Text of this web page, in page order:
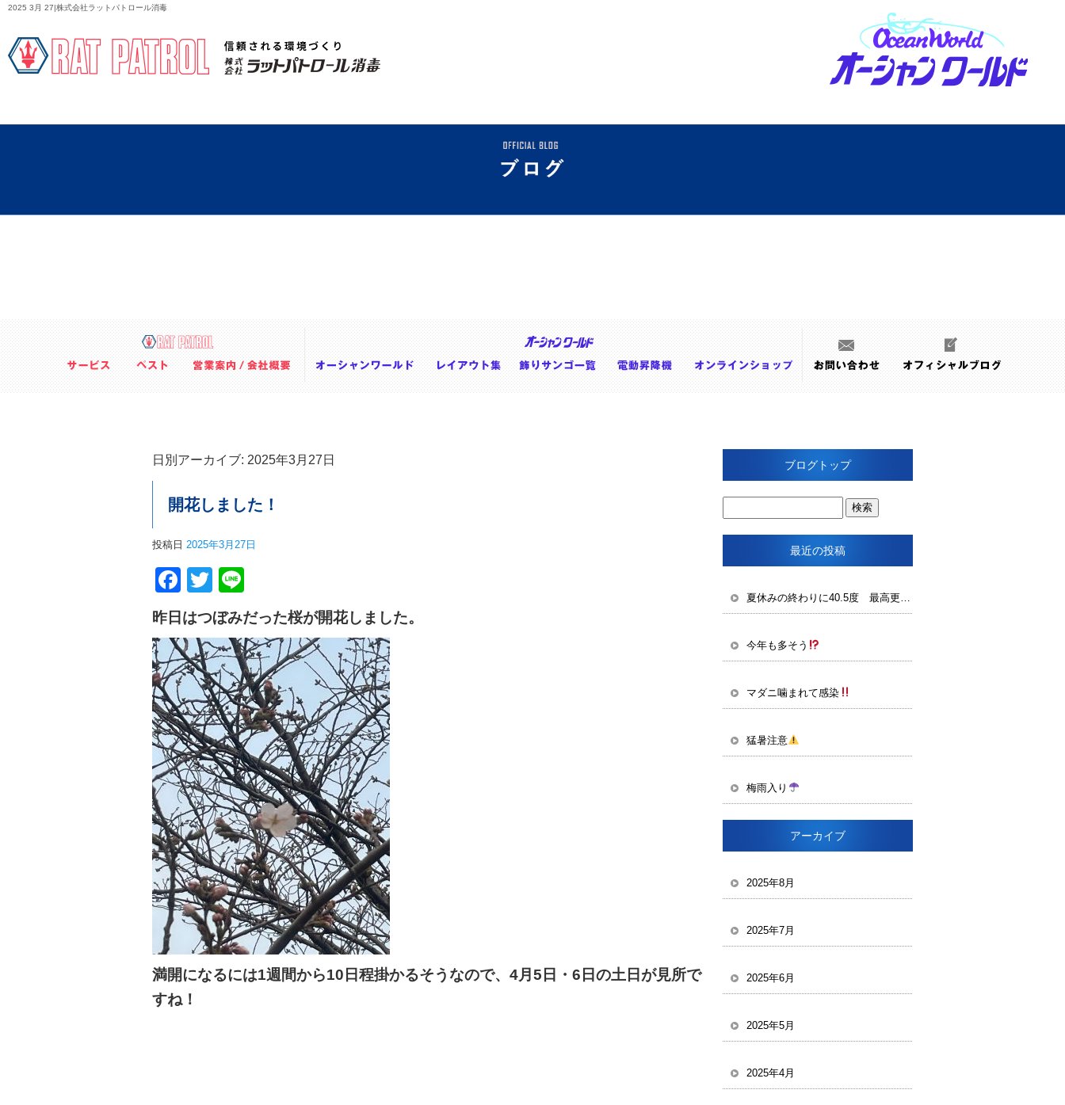
2025 3月 27|株式会社ラットパトロール消毒
日別アーカイブ: 2025年3月27日
開花しました！
投稿日 2025年3月27日
Facebook
Twitter
昨日はつぼみだった桜が開花しました。
満開になるには1週間から10日程掛かるそうなので、4月5日・6日の土日が見所で
すね！
ブログトップ
最近の投稿
夏休みの終わりに40.5度 最高更新
今年も多そう
マダニ噛まれて感染
猛暑注意
梅雨入り
アーカイブ
2025年8月
2025年7月
2025年6月
2025年5月
2025年4月